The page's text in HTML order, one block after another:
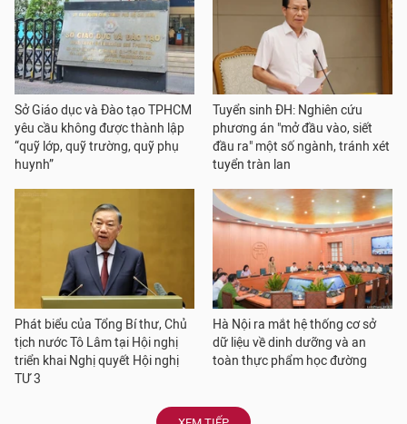
Sở Giáo dục và Đào tạo TPHCM
yêu cầu không được thành lập
“quỹ lớp, quỹ trường, quỹ phụ
huynh”
Tuyển sinh ĐH: Nghiên cứu
phương án "mở đầu vào, siết
đầu ra" một số ngành, tránh xét
tuyển tràn lan
Phát biểu của Tổng Bí thư, Chủ
tịch nước Tô Lâm tại Hội nghị
triển khai Nghị quyết Hội nghị
TƯ 3
Hà Nội ra mắt hệ thống cơ sở
dữ liệu về dinh dưỡng và an
toàn thực phẩm học đường